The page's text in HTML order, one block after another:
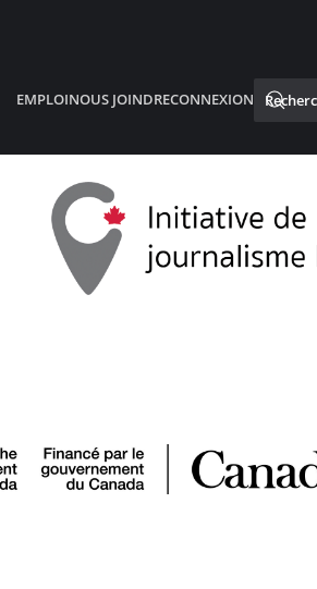
EMPLOINOUS JOINDRECONNEXION